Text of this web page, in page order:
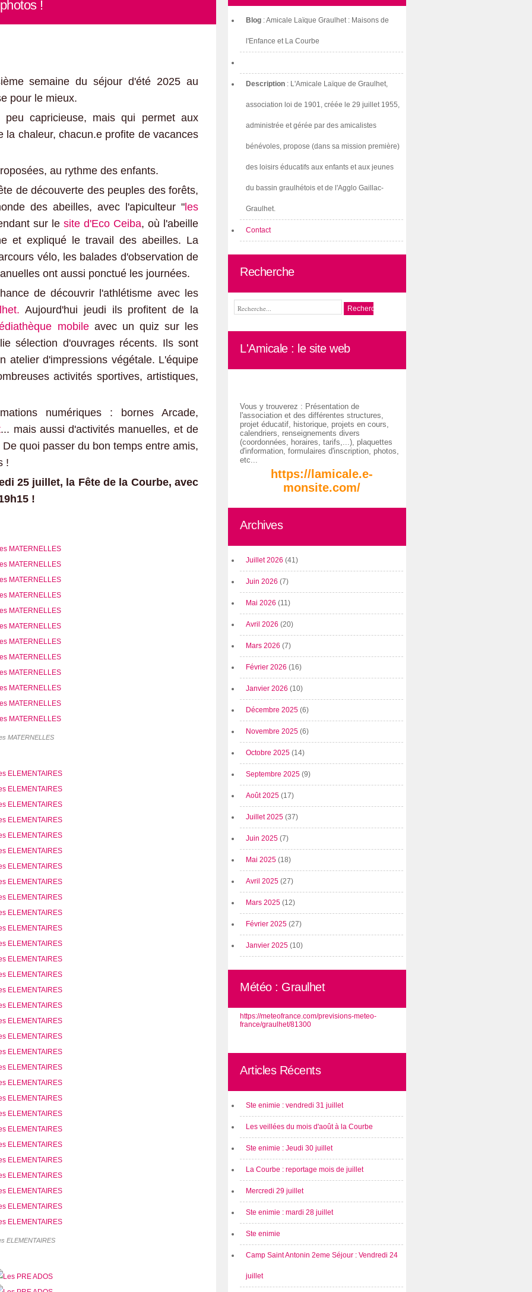
!
semaine du séjour d'été 2025 au
pour le mieux.
capricieuse, mais qui permet aux
la chaleur, chacun.e profite de vacances
au rythme des enfants.
de découverte des peuples des forêts,
des abeilles, avec l'apiculteur " les
sur le site d'Eco Ceiba, où l'abeille
et expliqué le travail des abeilles. La
vélo, les balades d'observation de
ont aussi ponctué les journées.
de découvrir l'athlétisme avec les
Aujourd'hui jeudi ils profitent de la
mobile avec un quiz sur les
sélection d'ouvrages récents. Ils sont
atelier d'impressions végétale. L'équipe
activités sportives, artistiques,
numériques : bornes Arcade,
... mais aussi d'activités manuelles, et de
quoi passer du bon temps entre amis,
!
25 juillet, la Fête de la Courbe, avec
!
MATERNELLES
ELEMENTAIRES
Blog : Amicale Laïque Graulhet : Maisons de
l'Enfance et La Courbe
Description : L'Amicale Laïque de Graulhet,
association loi de 1901, créée le 29 juillet 1955,
administrée et gérée par des amicalistes
bénévoles, propose (dans sa mission première)
des loisirs éducatifs aux enfants et aux jeunes
du bassin graulhétois et de l'Agglo Gaillac-
Graulhet.
Contact
Recherche
L'Amicale : le site web
Vous y trouverez : Présentation de
l'association et des différentes structures,
projet éducatif, historique, projets en cours,
calendriers, renseignements divers
(coordonnées, horaires, tarifs,...), plaquettes
d'information, formulaires d'inscription, photos,
etc...
https://lamicale.e-
monsite.com/
Archives
Juillet 2026 (41)
Juin 2026 (7)
Mai 2026 (11)
Avril 2026 (20)
Mars 2026 (7)
Février 2026 (16)
Janvier 2026 (10)
Décembre 2025 (6)
Novembre 2025 (6)
Octobre 2025 (14)
Septembre 2025 (9)
Août 2025 (17)
Juillet 2025 (37)
Juin 2025 (7)
Mai 2025 (18)
Avril 2025 (27)
Mars 2025 (12)
Février 2025 (27)
Janvier 2025 (10)
Météo : Graulhet
https://meteofrance.com/previsions-meteo-
france/graulhet/81300
Articles Récents
Ste enimie : vendredi 31 juillet
Les veillées du mois d'août à la Courbe
Ste enimie : Jeudi 30 juillet
La Courbe : reportage mois de juillet
Mercredi 29 juillet
Ste enimie : mardi 28 juillet
Ste enimie
Camp Saint Antonin 2eme Séjour : Vendredi 24
juillet